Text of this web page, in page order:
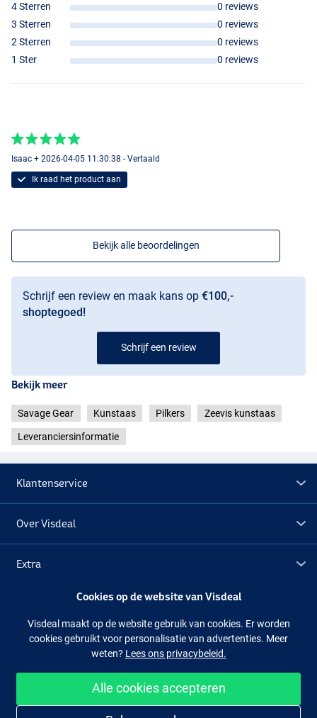
4 Sterren
0 reviews
3 Sterren
0 reviews
2 Sterren
0 reviews
1 Ster
0 reviews
Isaac + 2026-04-05 11:30:38 - Vertaald
Ik raad het product aan
Bekijk alle beoordelingen
Schrijf een review en maak kans op €100,-
shoptegoed!
Schrijf een review
Bekijk meer
Savage Gear Kunstaas Pilkers Zeevis kunstaas
Leveranciersinformatie
Klantenservice
Over Visdeal
Extra
Facebook Instagram
Makkelijk en veilig shoppen
Cookies op de website van Visdeal
Visdeal maakt op de website gebruik van cookies. Er worden
cookies gebruikt voor personalisatie van advertenties. Meer
weten? Lees ons privacybeleid.
Alle cookies accepteren